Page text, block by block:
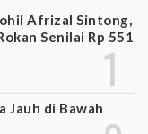
Afrizal Sintong,
Senilai Rp 551
Jauh di Bawah